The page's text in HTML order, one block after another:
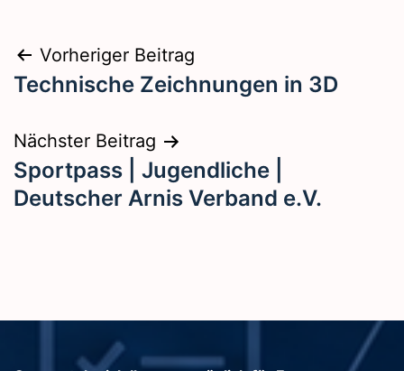
Beitragsnavigation
Vorheriger Beitrag
Technische Zeichnungen in 3D
Nächster Beitrag
Sportpass | Jugendliche |
Deutscher Arnis Verband e.V.